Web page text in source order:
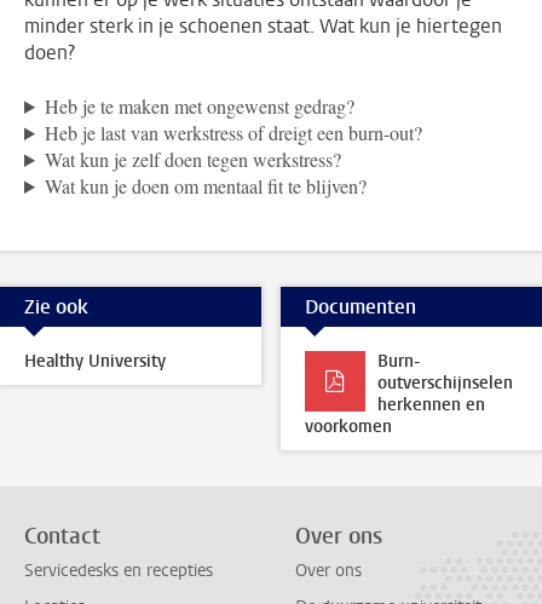
minder sterk in je schoenen staat. Wat kun je hiertegen
doen?
Heb je te maken met ongewenst gedrag?
Heb je last van werkstress of dreigt een burn-out?
Wat kun je zelf doen tegen werkstress?
Wat kun je doen om mentaal fit te blijven?
Zie ook
Healthy University
Documenten
Burn-
outverschijnselen
herkennen en
voorkomen
Contact
Servicedesks en recepties
Over ons
Over ons